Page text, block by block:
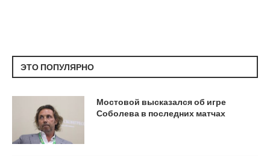
ЭТО ПОПУЛЯРНО
Мостовой высказался об игре
Соболева в последних матчах